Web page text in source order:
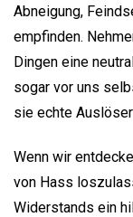
Abneigung,
empfinden.
Dingen eine
sogar vor uns
sie echte
Wenn wir
von Hass
Widerstands ein